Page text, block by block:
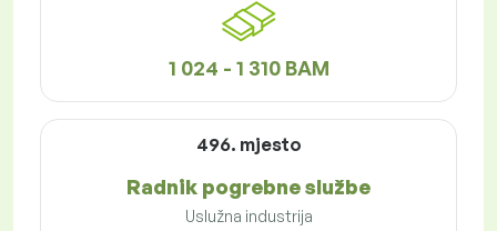
1 024 - 1 310 BAM
496. mjesto
Radnik pogrebne službe
Uslužna industrija